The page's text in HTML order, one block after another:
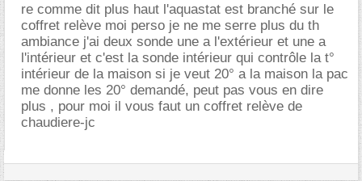
re comme dit plus haut l'aquastat est branché sur le
coffret relève moi perso je ne me serre plus du th
ambiance j'ai deux sonde une a l'extérieur et une a
l'intérieur et c'est la sonde intérieur qui contrôle la t°
intérieur de la maison si je veut 20° a la maison la pac
me donne les 20° demandé, peut pas vous en dire
plus , pour moi il vous faut un coffret relève de
chaudiere-jc